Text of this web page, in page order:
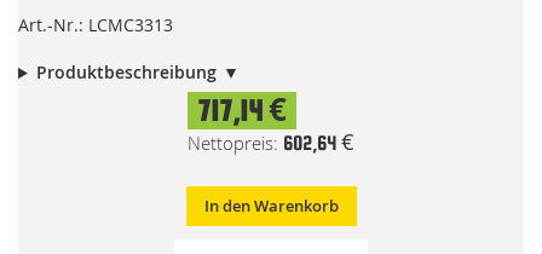
Art.-Nr.: LCMC3313
Produktbeschreibung
717,14 €
602,64 €
In den Warenkorb